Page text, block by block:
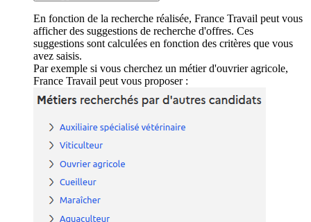
En fonction de la recherche réalisée, France Travail peut vous
afficher des suggestions de recherche d'offres. Ces
suggestions sont calculées en fonction des critères que vous
avez saisis.
Par exemple si vous cherchez un métier d'ouvrier agricole,
France Travail peut vous proposer :